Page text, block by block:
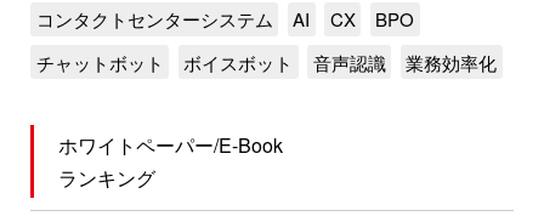
コンタクトセンターシステム
AI CX
BPO
チャットボット
ボイスボット 音声認識 業務効率化
ホワイトペーパー/E-Book
ランキング